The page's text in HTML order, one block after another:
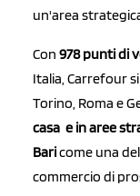
un'area
Con 978 punti di
Italia, Carrefour
Torino, Roma e
casa e in aree
Baricome una
commercio di